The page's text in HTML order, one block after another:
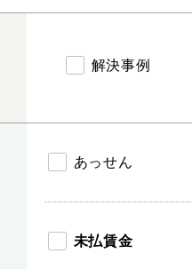
解決事例
あっせん
未払賃金